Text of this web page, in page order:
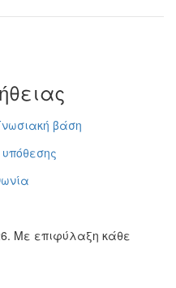
βάση
Με επιφύλαξη κάθε